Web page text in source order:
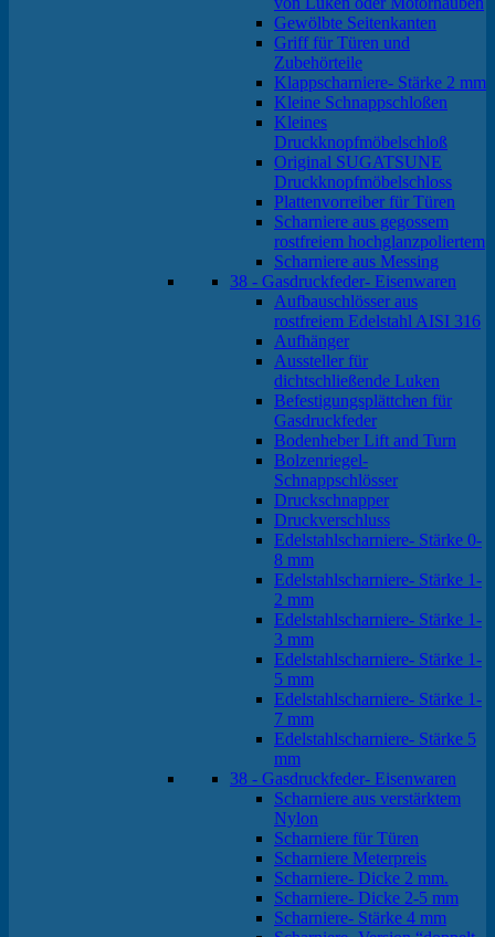
Gewölbte Seitenkanten
Griff für Türen und
Zubehörteile
Klappscharniere- Stärke 2 mm
Kleine Schnappschloßen
Kleines
Druckknopfmöbelschloß
Original SUGATSUNE
Druckknopfmöbelschloss
Plattenvorreiber für Türen
Scharniere aus gegossem
rostfreiem hochglanzpoliertem
Scharniere aus Messing
38 - Gasdruckfeder- Eisenwaren
Aufbauschlösser aus
rostfreiem Edelstahl AISI 316
Aufhänger
Aussteller für
dichtschließende Luken
Befestigungsplättchen für
Gasdruckfeder
Bodenheber Lift and Turn
Bolzenriegel-
Schnappschlösser
Druckschnapper
Druckverschluss
Edelstahlscharniere- Stärke 0-
8 mm
Edelstahlscharniere- Stärke 1-
2 mm
Edelstahlscharniere- Stärke 1-
3 mm
Edelstahlscharniere- Stärke 1-
5 mm
Edelstahlscharniere- Stärke 1-
7 mm
Edelstahlscharniere- Stärke 5
mm
38 - Gasdruckfeder- Eisenwaren
Scharniere aus verstärktem
Nylon
Scharniere für Türen
Scharniere Meterpreis
Scharniere- Dicke 2 mm.
Scharniere- Dicke 2-5 mm
Scharniere- Stärke 4 mm